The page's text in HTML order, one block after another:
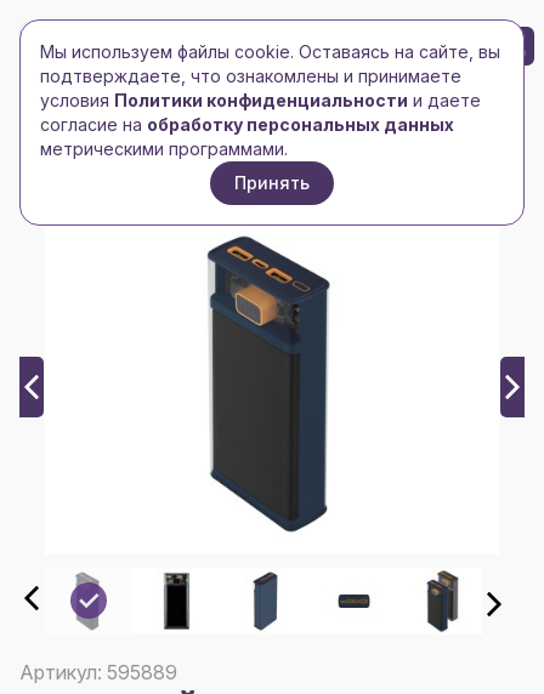
Toggle navigation
Toggle navigation
БРЕНД-ЛОГО 0
Главная/Электроника/Внешние аккумуляторы/
Внешний аккумулятор Rombica NEO Steam Max Blue
Артикул: 595889
Мы используем файлы cookie. Оставаясь на сайте, вы
подтверждаете, что ознакомлены и принимаете
условия Политики конфиденциальности и даете
согласие на обработку персональных данных
метрическими программами.
Принять